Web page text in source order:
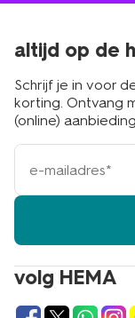
volg HEMA
altijd op de
Schrijf je in voor
korting. Ontvang
(online)
e-
mailadres